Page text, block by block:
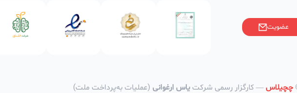
گرفته‌اند.
صاحبین کسب‌وکارها با
ایران
عضویت
چچیلاس— کارگزار رسمی شرکت یاس ارغوانی (عملیات به‌پرداخت ملت)